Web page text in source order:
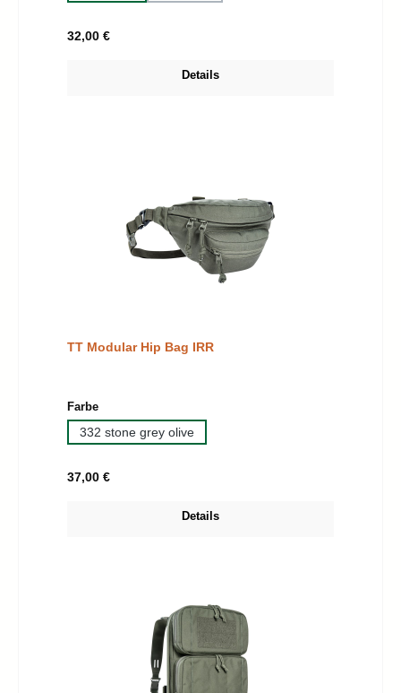
Regulärer Preis:
32,00 €
Details
TT Modular Hip Bag IRR
Farbeauswählen
332 stone grey olive
Regulärer Preis:
37,00 €
Details